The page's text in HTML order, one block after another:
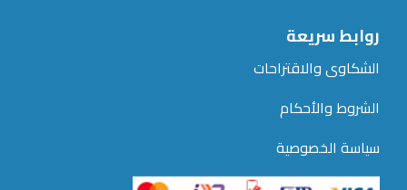
روابط سريعة
الشكاوى والاقتراحات
الشروط والأحكام
سياسة الخصوصية